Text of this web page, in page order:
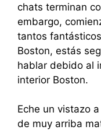
chats terminan
embargo,
tantos
Boston, estás
hablar debido al
interior Boston.
Eche un vistazo
de muy arriba